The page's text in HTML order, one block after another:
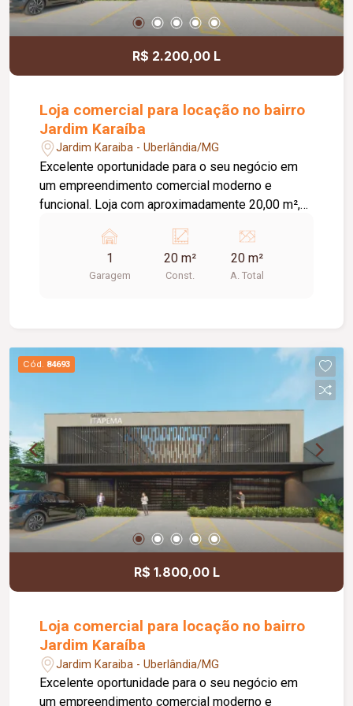
R$ 2.200,00 L
Loja comercial para locação no bairro
Jardim Karaíba
Jardim Karaiba - Uberlândia/MG
Excelente oportunidade para o seu negócio em
um empreendimento comercial moderno e
funcional. Loja com aproximadamente 20,00 m²,
espaço prático, bem estruturado e pronto para
receber clientes. O empreendimento oferece uma
completa infraestrutura compartilhada, contando
comodidade e autonomia para as operações do
dia a dia. Conta ainda com estacionamento
motocicletas, área ajardinada e uma excelente
vista, criando um ambiente agradável para
clientes e colaboradores. Um espaço estratégico,
confortável e preparado para impulsionar o
crescimento do seu negócio.
1
Garagem
20 m²
Const.
20 m²
A. Total
Cód. 84693
R$ 1.800,00 L
Loja comercial para locação no bairro
Jardim Karaíba
Jardim Karaiba - Uberlândia/MG
Excelente oportunidade para o seu negócio em
um empreendimento comercial moderno e